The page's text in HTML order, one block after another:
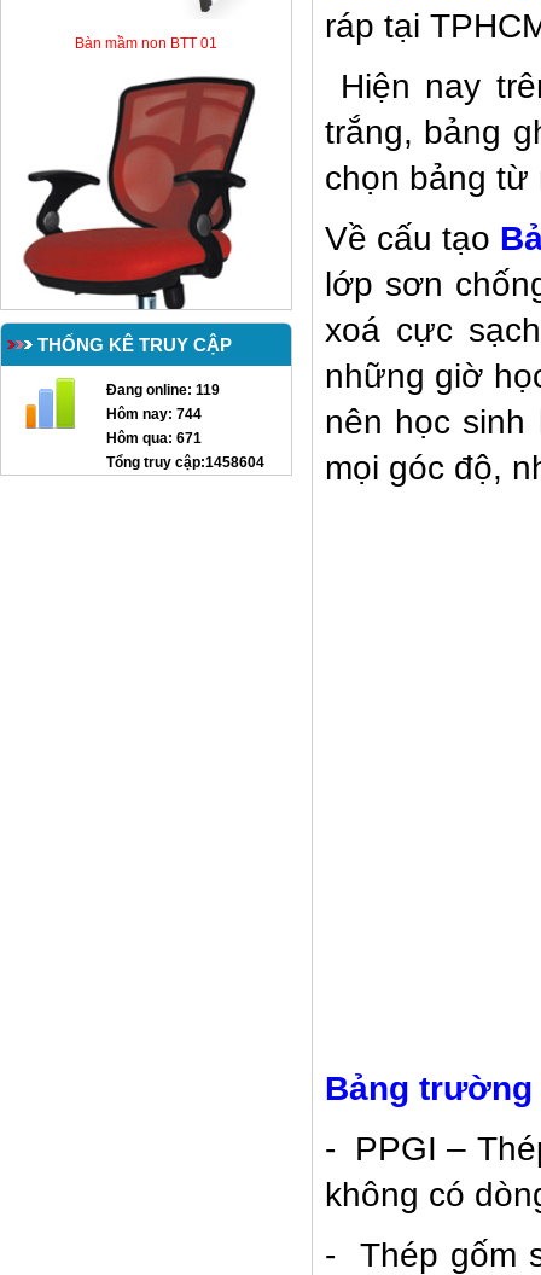
GHẾ XOAY TT-G12
THỐNG KÊ TRUY CẬP
Đang online: 119
Hôm nay: 744
Hôm qua: 671
Tổng truy cập:1458604
ráp tại
Hiện nay
trắng, bảng
chọn bảng từ
Về cấu tạo
lớp sơn
xoá cực
những giờ
nên học sinh
mọi góc độ,
Bảng trường
- PPGI –
không có
- Thép gốm